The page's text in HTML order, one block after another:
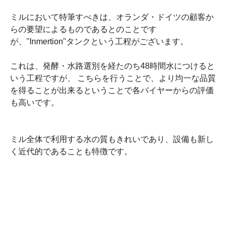
ミルにおいて特筆すべきは、オランダ・ドイツの顧客か
らの要望によるものであるとのことです
が、"Inmertion"タンクという工程がございます。
これは、発酵・水路選別を経たのち48時間水につけると
いう工程ですが、 こちらを行うことで、より均一な品質
を得ることが出来るということで各バイヤーからの評価
も高いです。
ミル全体で利用する水の質もきれいであり、設備も新し
く近代的であることも特徴です。